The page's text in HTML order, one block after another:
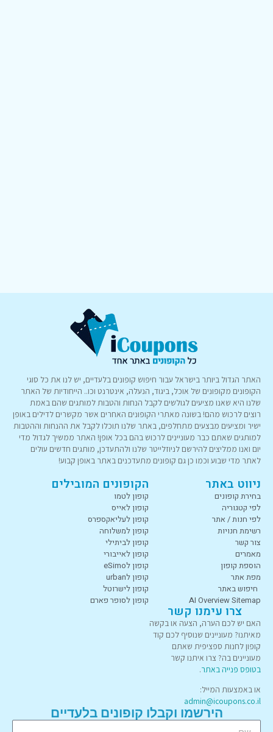
האתר הגדול ביותר בישראל עבור חיפוש קופונים בלעדיים, יש לנו את כל סוגי
הקופונים מקופונים של אוכל, ביגוד, הנעלה, אינטרנט וכו.. הייחודיות של האתר
שלנו היא שאנו מציעים לגולשים לקבל הנחות והטבות למותגים שהם באמת
רוצים לרכוש מהם! בשונה מאתרי הקופונים האחרים אשר מקשרים לדילים באופן
ישיר ומציעים מבצעים מתחלפים, באתר שלנו תוכלו לקבל את ההנחות וההטבות
למותגים שאתם כבר מעוניינים לרכוש בהם בכל אופן! האתר ממשיך לגדול מדי
יום ואנו ממליצים להירשם לניוזלייטר שלנו ולהתעדכן, מותגים חדשים עולים
לאתר מדי שבוע וכמו כן גם קופונים מתעדכנים באתר באופן קבוע!
ניווט באתר
בחירת קופונים
לפי קטגוריה
לפי חנות / אתר
רשימת חנויות
צור קשר
מאמרים
הוספת קופון
מפת אתר
חיפוש באתר
AI Overview Sitemap
הקופונים המובילים
קופון לטמו
קופון לאייס
קופון לעליאקספרס
קופון למשלוחה
קופון לביתילי
קופון לאייבורי
קופון לeSimo
קופון לurban
קופון לישרוטל
קופון לסופר פארם
צרו עימנו קשר
האם יש לכם הערה, הצעה או בקשה
מאיתנו? מעוניינים שנוסיף לכם קוד
קופון לחנות ספציפית שאתם
מעוניינים בה? צרו איתנו קשר
בטופס פנייה באתר.
או באמצעות המייל:
admin@icoupons.co.il
הירשמו וקבלו קופונים בלעדיים